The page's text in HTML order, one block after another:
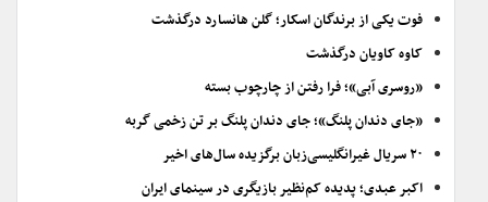
فوت یکی از برندگان اسکار؛ گلن هانسارد درگذشت
کاوه کاویان درگذشت
«روسری آبی»؛ فرا رفتن از چارچوب بسته
«جای دندان پلنگ»؛ جای دندان پلنگ بر تن زخمی گربه
۲۰ سریال غیرانگلیسی‌زبان برگزیده سال‌های اخیر
اکبر عبدی؛ پدیده کم‌نظیر بازیگری در سینمای ایران